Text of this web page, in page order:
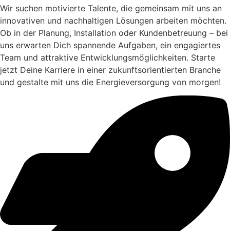
Wir suchen motivierte Talente, die gemeinsam mit uns an
innovativen und nachhaltigen Lösungen arbeiten möchten.
Ob in der Planung, Installation oder Kundenbetreuung – bei
uns erwarten Dich spannende Aufgaben, ein engagiertes
Team und attraktive Entwicklungsmöglichkeiten. Starte
jetzt Deine Karriere in einer zukunftsorientierten Branche
und gestalte mit uns die Energieversorgung von morgen!